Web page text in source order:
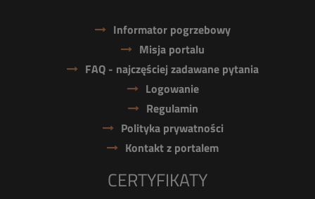
Informator pogrzebowy
Misja portalu
FAQ - najczęściej zadawane pytania
Logowanie
Regulamin
Polityka prywatności
Kontakt z portalem
CERTYFIKATY